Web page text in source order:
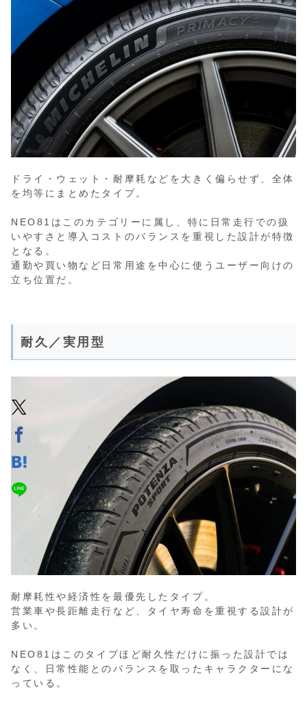
ドライ・ウェット・耐摩耗などを大きく偏らせず、全体
を均等にまとめたタイプ。
NEO81はこのカテゴリーに属し、特に日常走行での扱
いやすさと導入コストのバランスを重視した設計が特徴
となる。
通勤や買い物など日常用途を中心に使うユーザー向けの
立ち位置だ。
耐久／実用型
耐摩耗性や経済性を最優先したタイプ。
営業車や長距離走行など、タイヤ寿命を重視する設計が
多い。
NEO81はこのタイプほど耐久性だけに振った設計では
なく、日常性能とのバランスを取ったキャラクターにな
っている。